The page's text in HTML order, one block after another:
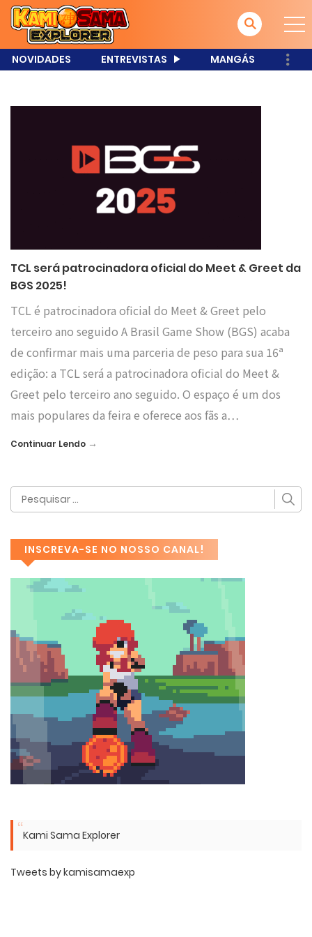
NOVIDADES ENTREVISTAS MANGÁS
TCL será patrocinadora oficial do Meet & Greet da
BGS 2025!
TCL é patrocinadora oficial do Meet & Greet pelo
terceiro ano seguido A Brasil Game Show (BGS) acaba
de confirmar mais uma parceria de peso para sua 16ª
edição: a TCL será a patrocinadora oficial do Meet &
Greet pelo terceiro ano seguido. O espaço é um dos
mais populares da feira e oferece aos fãs a…
Continuar Lendo →
INSCREVA-SE NO NOSSO CANAL!
Kami Sama Explorer
Tweets by kamisamaexp